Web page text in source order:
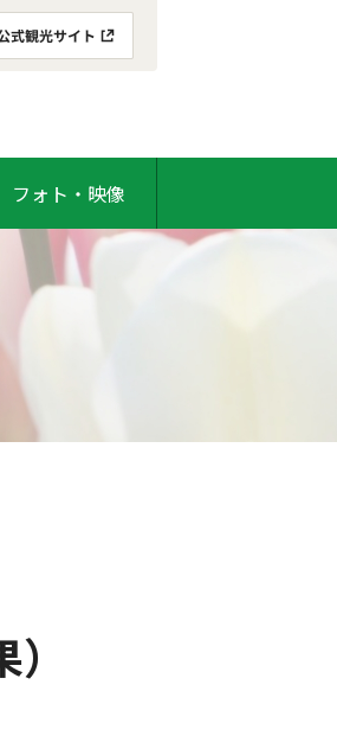
フォト・映像